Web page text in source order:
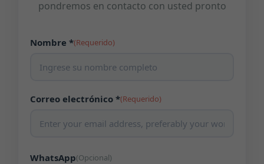
pondremos en contacto con usted pronto
Nombre *(Requerido)
Correo electrónico *(Requerido)
WhatsApp(Opcional)